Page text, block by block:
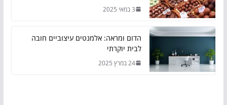
3 במאי 2025
הדום ומראה: אלמנטים עיצוביים חובה
לבית יוקרתי
24 במרץ 2025